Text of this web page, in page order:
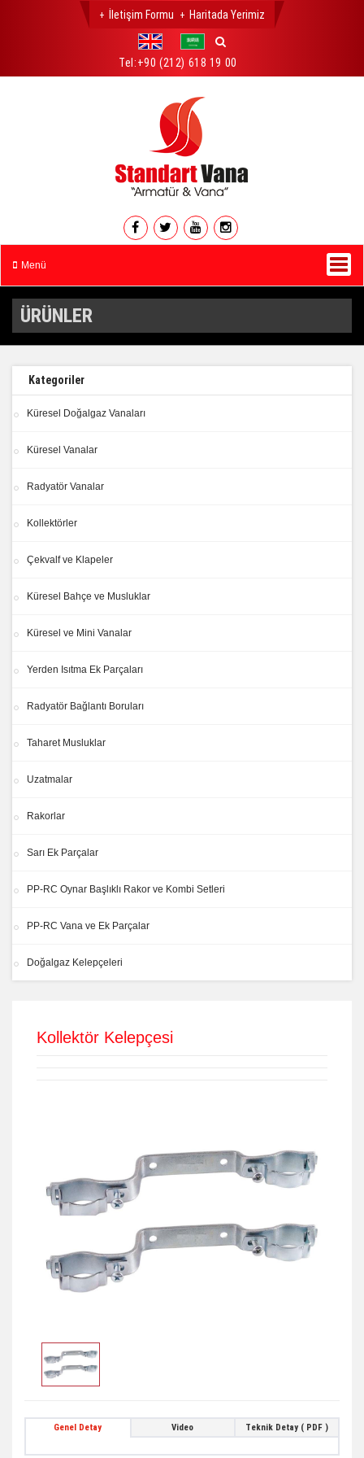
Tel:+90 (212) 618 19 00
İletişim Formu Haritada Yerimiz
Menü
ÜRÜNLER
Kategoriler
Küresel Doğalgaz Vanaları
Küresel Vanalar
Radyatör Vanalar
Kollektörler
Çekvalf ve Klapeler
Küresel Bahçe ve Musluklar
Küresel ve Mini Vanalar
Yerden Isıtma Ek Parçaları
Radyatör Bağlantı Boruları
Taharet Musluklar
Uzatmalar
Rakorlar
Sarı Ek Parçalar
PP-RC Oynar Başlıklı Rakor ve Kombi Setleri
PP-RC Vana ve Ek Parçalar
Doğalgaz Kelepçeleri
Kollektör Kelepçesi
Genel Detay Video Teknik Detay ( PDF )